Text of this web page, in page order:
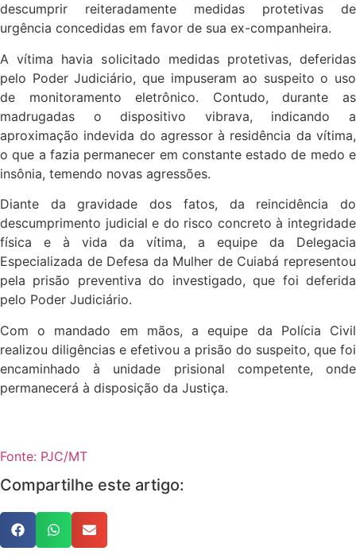
descumprir reiteradamente medidas protetivas de
urgência concedidas em favor de sua ex-companheira.
A vítima havia solicitado medidas protetivas, deferidas
pelo Poder Judiciário, que impuseram ao suspeito o uso
de monitoramento eletrônico. Contudo, durante as
madrugadas o dispositivo vibrava, indicando a
aproximação indevida do agressor à residência da vítima,
o que a fazia permanecer em constante estado de medo e
insônia, temendo novas agressões.
Diante da gravidade dos fatos, da reincidência do
descumprimento judicial e do risco concreto à integridade
física e à vida da vítima, a equipe da Delegacia
Especializada de Defesa da Mulher de Cuiabá representou
pela prisão preventiva do investigado, que foi deferida
pelo Poder Judiciário.
Com o mandado em mãos, a equipe da Polícia Civil
realizou diligências e efetivou a prisão do suspeito, que foi
encaminhado à unidade prisional competente, onde
permanecerá à disposição da Justiça.
Fonte: PJC/MT
Compartilhe este artigo: